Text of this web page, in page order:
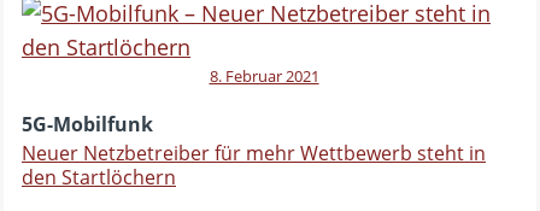
8. Februar 2021
5G-Mobilfunk
Neuer Netzbetreiber für mehr Wettbewerb steht in
den Startlöchern